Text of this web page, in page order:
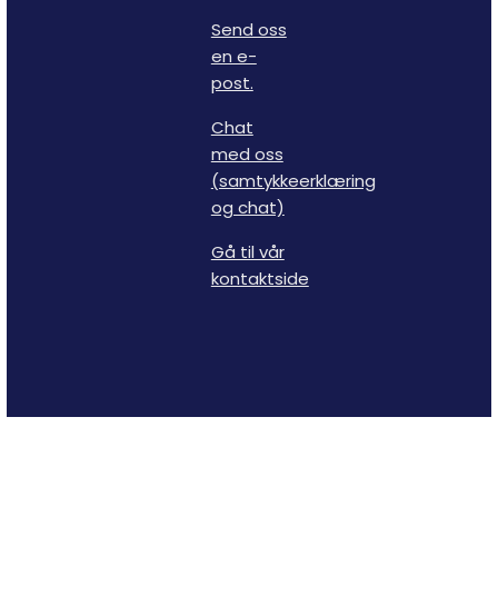
Send oss
en e-
post.
Chat
med oss
(samtykkeerklæring
og chat)
Gå til vår
kontaktside